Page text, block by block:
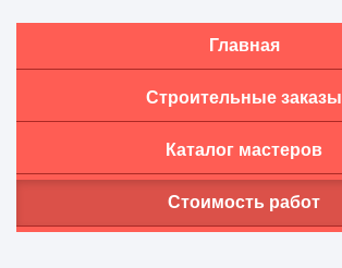
Главная
Строительные заказы
Каталог мастеров
Стоимость работ